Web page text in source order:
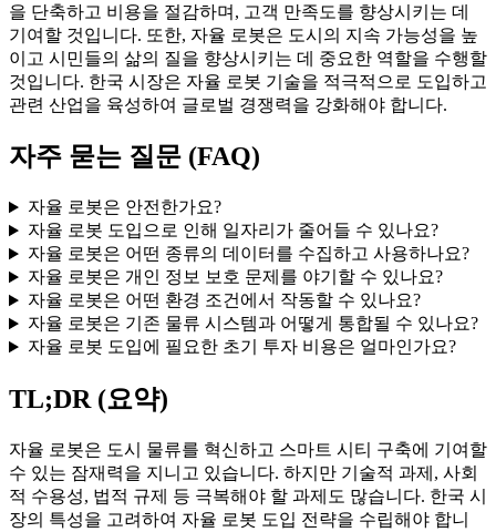
을 단축하고 비용을 절감하며, 고객 만족도를 향상시키는 데
기여할 것입니다. 또한, 자율 로봇은 도시의 지속 가능성을 높
이고 시민들의 삶의 질을 향상시키는 데 중요한 역할을 수행할
것입니다. 한국 시장은 자율 로봇 기술을 적극적으로 도입하고
관련 산업을 육성하여 글로벌 경쟁력을 강화해야 합니다.
자주 묻는 질문 (FAQ)
자율 로봇은 안전한가요?
자율 로봇 도입으로 인해 일자리가 줄어들 수 있나요?
자율 로봇은 어떤 종류의 데이터를 수집하고 사용하나요?
자율 로봇은 개인 정보 보호 문제를 야기할 수 있나요?
자율 로봇은 어떤 환경 조건에서 작동할 수 있나요?
자율 로봇은 기존 물류 시스템과 어떻게 통합될 수 있나요?
자율 로봇 도입에 필요한 초기 투자 비용은 얼마인가요?
TL;DR (요약)
자율 로봇은 도시 물류를 혁신하고 스마트 시티 구축에 기여할
수 있는 잠재력을 지니고 있습니다. 하지만 기술적 과제, 사회
적 수용성, 법적 규제 등 극복해야 할 과제도 많습니다. 한국 시
장의 특성을 고려하여 자율 로봇 도입 전략을 수립해야 합니